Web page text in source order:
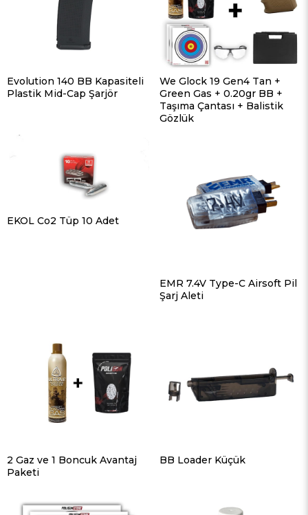
Evolution 140 BB Kapasiteli
Plastik Mid-Cap Şarjör
We Glock 19 Gen4 Tan +
Green Gas + 0.20gr BB +
Taşıma Çantası + Balistik
Gözlük
EKOL Co2 Tüp 10 Adet
EMR 7.4V Type-C Airsoft Pil
Şarj Aleti
2 Gaz ve 1 Boncuk Avantaj
Paketi
BB Loader Küçük